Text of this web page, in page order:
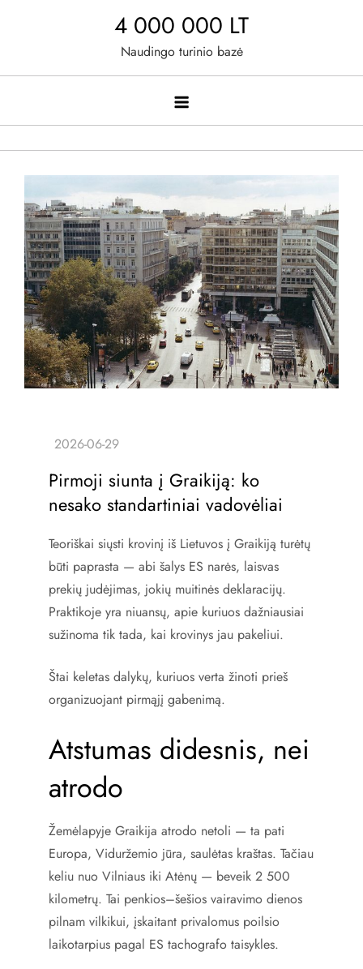
4 000 000 LT
Naudingo turinio bazė
Pirmoji siunta į Graikiją: ko
nesako standartiniai vadovėliai
Teoriškai siųsti krovinį iš Lietuvos į Graikiją turėtų
būti paprasta — abi šalys ES narės, laisvas
prekių judėjimas, jokių muitinės deklaracijų.
Praktikoje yra niuansų, apie kuriuos dažniausiai
sužinoma tik tada, kai krovinys jau pakeliui.
Štai keletas dalykų, kuriuos verta žinoti prieš
organizuojant pirmąjį gabenimą.
Atstumas didesnis, nei
atrodo
Žemėlapyje Graikija atrodo netoli — ta pati
Europa, Viduržemio jūra, saulėtas kraštas. Tačiau
keliu nuo Vilniaus iki Atėnų — beveik 2 500
kilometrų. Tai penkios–šešios vairavimo dienos
pilnam vilkikui, įskaitant privalomus poilsio
laikotarpius pagal ES tachografo taisykles.